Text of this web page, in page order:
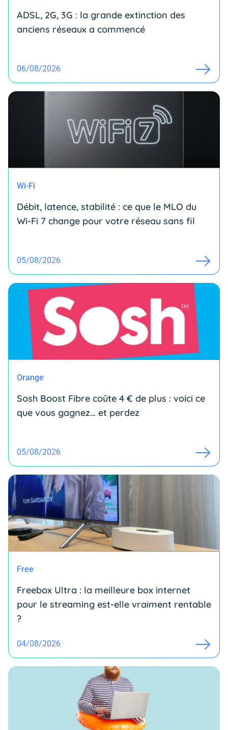
ADSL, 2G, 3G : la grande extinction des
anciens réseaux a commencé
06/08/2026
Wi-Fi
Débit, latence, stabilité : ce que le MLO du
Wi-Fi 7 change pour votre réseau sans fil
05/08/2026
Orange
Sosh Boost Fibre coûte 4 € de plus : voici ce
que vous gagnez… et perdez
05/08/2026
Free
Freebox Ultra : la meilleure box internet
pour le streaming est-elle vraiment rentable
?
04/08/2026